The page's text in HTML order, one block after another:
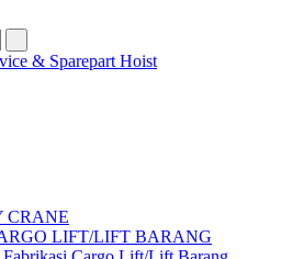
CRANE
LIFT/LIFT BARANG